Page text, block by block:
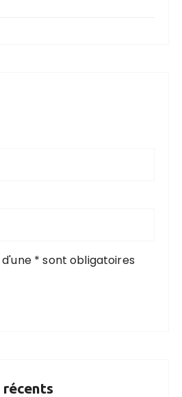
d'une * sont obligatoires
récents